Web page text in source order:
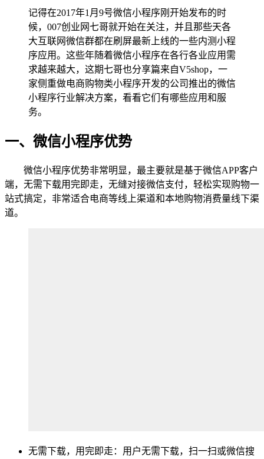
记得在2017年1月9号微信小程序刚开始发布的时
候，007创业网七哥就开始在关注，并且那些天各
大互联网微信群都在刷屏最新上线的一些内测小程
序应用。这些年随着微信小程序在各行各业应用需
求越来越大，这期七哥也分享篇来自V5shop，一
家侧重做电商购物类小程序开发的公司推出的微信
小程序行业解决方案，看看它们有哪些应用和服
务。
一、微信小程序优势
微信小程序优势非常明显，最主要就是基于微信APP客户
端，无需下载用完即走，无缝对接微信支付，轻松实现购物一
站式搞定，非常适合电商等线上渠道和本地购物消费量线下渠
道。
无需下载，用完即走：用户无需下载，扫一扫或微信搜